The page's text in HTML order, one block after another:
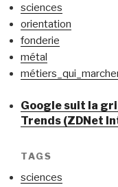
sciences
orientation
fonderie
métal
Google suit la
Trends (ZDNet
TAGS
sciences